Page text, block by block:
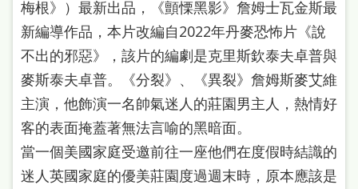
梅根》）最新出品，《顫慄黑影》詹姆士瓦金斯最
新編導作品，本片改編自2022年丹麥恐怖片《說
不出的邪惡》，該片的編劇是克里斯欽泰夫卓普與
麥斯泰夫卓普。《分裂》、《異裂》詹姆斯麥艾維
主演，他飾演一名帥氣迷人的莊園男主人，熱情好
客的表面掩蓋著無法言喻的黑暗面。
當一個美國家庭受邀前往一座他們在度假時結識的
迷人英國家庭的優美莊園度過週末時，原本應該是